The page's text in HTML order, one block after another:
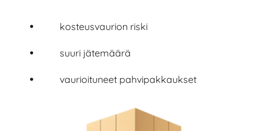
kosteusvaurion riski
suuri jätemäärä
vaurioituneet pahvipakkaukset